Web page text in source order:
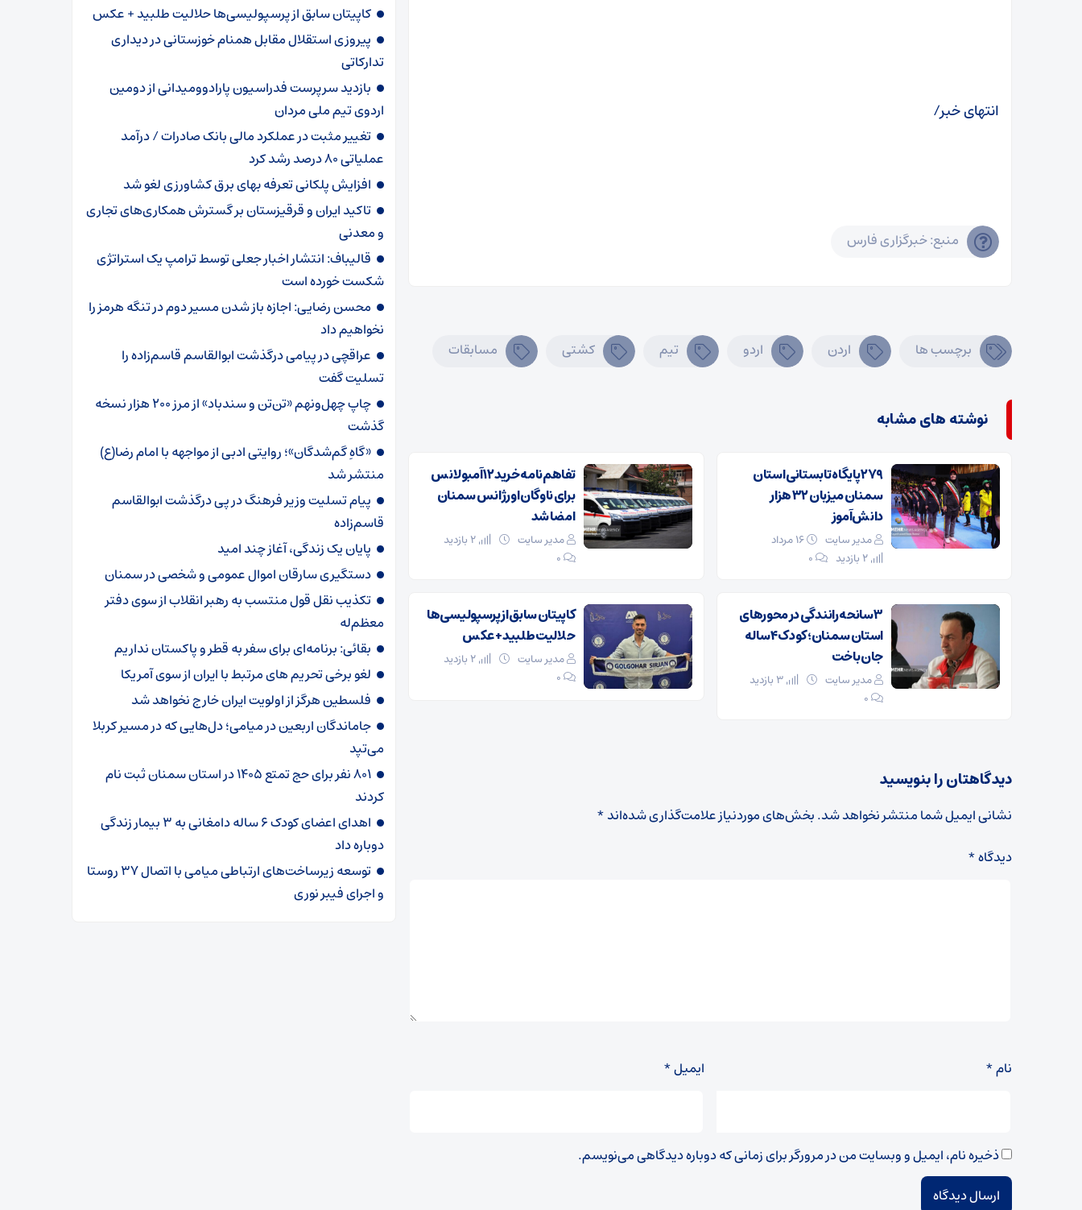
انتهای خبر/
منبع: خبرگزاری فارس
برچسب ها اردن اردو تیم کشتی مسابقات
نوشته های مشابه
۲۷۹ پایگاه تابستانی استان
سمنان میزبان ۳۲ هزار
دانش‌آموز
مدیر سایت
۰
تفاهم‌نامه خرید ۱۲ آمبولانس
برای ناوگان اورژانس سمنان
امضا شد
مدیر سایت
2 بازدید
۰
۳ سانحه رانندگی در محورهای
استان سمنان؛ کودک ۴ ساله
جان باخت
مدیر سایت
۰
کاپیتان سابق از پرسپولیسی‌ها
حلالیت طلبید + عکس
مدیر سایت
2 بازدید
۰
دیدگاهتان را بنویسید
نشانی ایمیل شما منتشر نخواهد شد.بخش‌های موردنیاز علامت‌گذاری شده‌اند*
دیدگاه*
نام* ایمیل*
ذخیره نام، ایمیل و وبسایت من در مرورگر برای زمانی که دوباره دیدگاهی می‌نویسم.
کاپیتان سابق از پرسپولیسی‌ها حلالیت طلبید + عکس
پیروزی استقلال مقابل همنام خوزستانی در دیداری
تدارکاتی
بازدید سرپرست فدراسیون پارادوومیدانی از دومین
اردوی تیم ملی مردان
تغییر مثبت در عملکرد مالی بانک صادرات / درآمد
عملیاتی ۸۰ درصد رشد کرد
افزایش پلکانی تعرفه بهای برق کشاورزی لغو شد
تاکید ایران و قرقیزستان بر گسترش همکاری‌های تجاری
و معدنی
قالیباف: انتشار اخبار جعلی توسط ترامپ یک استراتژی
شکست خورده است
محسن رضایی: اجازه باز شدن مسیر دوم در تنگه هرمز را
نخواهیم داد
عراقچی در پیامی درگذشت ابوالقاسم قاسم‌زاده را
تسلیت گفت
چاپ چهل‌ونهم «تن‌تن و سندباد» از مرز ۲۰۰ هزار نسخه
گذشت
«گاهِ گم‌شدگان»؛ روایتی ادبی از مواجهه با امام رضا(ع)
منتشر شد
پیام تسلیت وزیر فرهنگ در پی درگذشت ابوالقاسم
قاسم‌زاده
پایان یک زندگی، آغاز چند امید
دستگیری سارقان اموال عمومی و شخصی در سمنان
تکذیب نقل قول منتسب به رهبر انقلاب از سوی دفتر
معظم‌له
بقائی: برنامه‌ای برای سفر به قطر و پاکستان نداریم
لغو برخی تحریم های مرتبط با ایران از سوی آمریکا
فلسطین هرگز از اولویت ایران خارج نخواهد شد
جاماندگان اربعین در میامی؛ دل‌هایی که در مسیر کربلا
می‌تپد
۸۰۱ نفر برای حج تمتع ۱۴۰۵ در استان سمنان ثبت نام
کردند
اهدای اعضای کودک ۶ ساله دامغانی به ۳ بیمار زندگی
دوباره داد
توسعه زیرساخت‌های ارتباطی میامی با اتصال ۳۷ روستا
و اجرای فیبر نوری